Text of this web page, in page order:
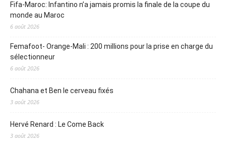
Fifa-Maroc: Infantino n’a jamais promis la finale de la coupe du
monde au Maroc
6 août 2026
Femafoot- Orange-Mali : 200 millions pour la prise en charge du
sélectionneur
6 août 2026
Chahana et Ben le cerveau fixés
3 août 2026
Hervé Renard : Le Come Back
3 août 2026